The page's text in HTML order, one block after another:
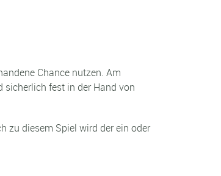
Chance nutzen. Am
sicherlich fest in der Hand von
zu diesem Spiel wird der ein oder